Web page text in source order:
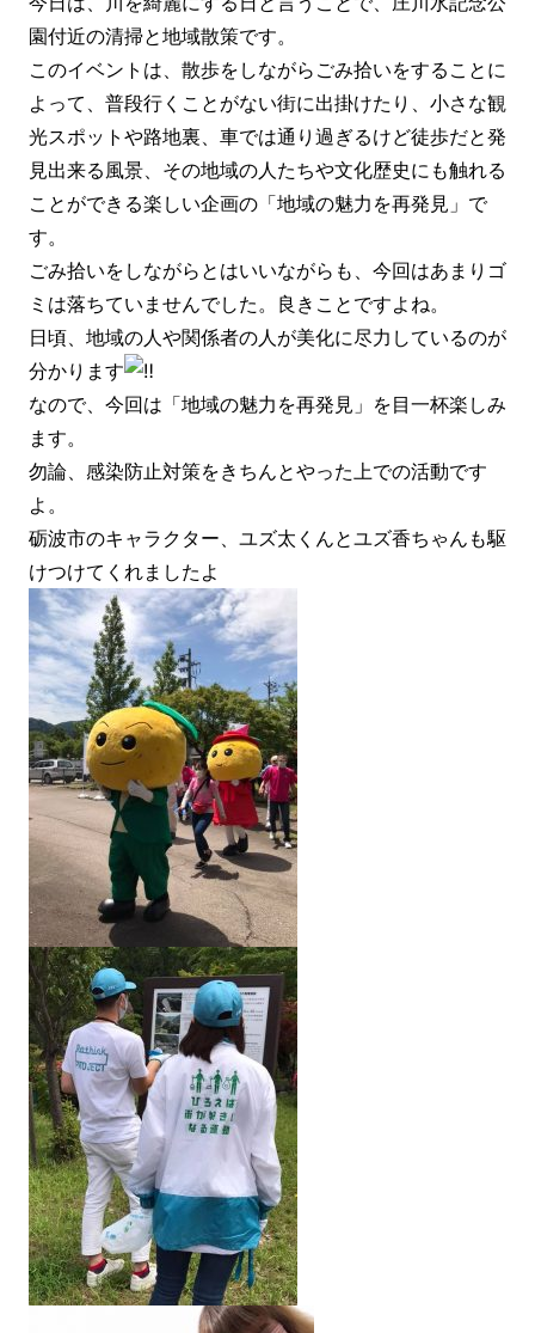
園付近の清掃と地域散策です。
このイベントは、散歩をしながらごみ拾いをすることに
よって、普段行くことがない街に出掛けたり、小さな観
光スポットや路地裏、車では通り過ぎるけど徒歩だと発
見出来る風景、その地域の人たちや文化歴史にも触れる
ことができる楽しい企画の「地域の魅力を再発見」で
す。
ごみ拾いをしながらとはいいながらも、今回はあまりゴ
ミは落ちていませんでした。良きことですよね。
日頃、地域の人や関係者の人が美化に尽力しているのが
分かります
なので、今回は「地域の魅力を再発見」を目一杯楽しみ
ます。
勿論、感染防止対策をきちんとやった上での活動です
よ。
砺波市のキャラクター、ユズ太くんとユズ香ちゃんも駆
けつけてくれましたよ